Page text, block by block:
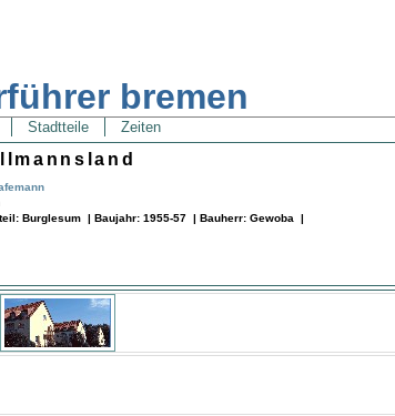
bremen
Stadtteile Zeiten
Burglesum | Baujahr: 1955-57 | Bauherr: Gewoba |